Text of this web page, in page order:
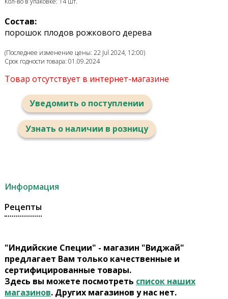
Состав:
порошок плодов рожкового дерева
(Последнее изменение цены: 22 Jul 2024, 12:00)
Срок годности товара: 01.09.2024
Товар отсутствует в интернет-магазине
Уведомить о поступлении
Узнать о наличии в розницу
Информация
Рецепты
"Индийские Специи" - магазин "Виджай"
предлагает Вам только качественные и
сертифицированные товары.
Здесь вы можете посмотреть список наших
магазинов. Других магазинов у нас нет.